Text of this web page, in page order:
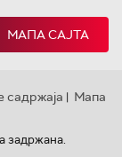
МАПА САЈТА
садржаја | Мапа
задржана.